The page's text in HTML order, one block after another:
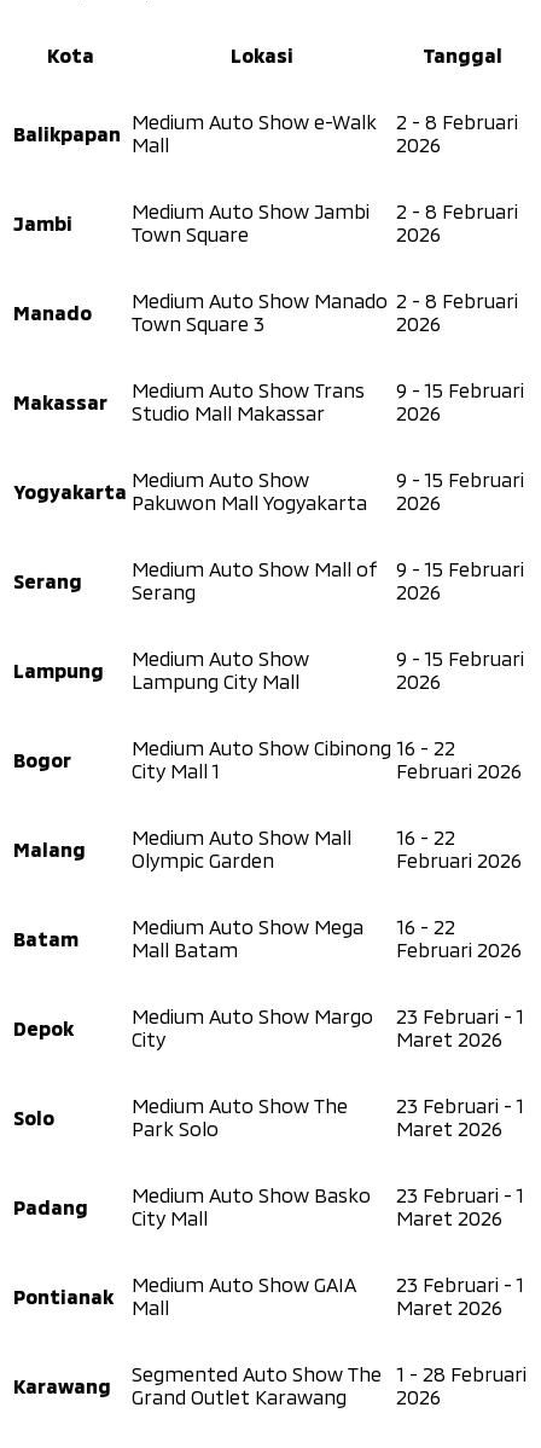
Kota Lokasi Tanggal
Balikpapan Medium Auto Show e-Walk
Mall
2 - 8 Februari
2026
Jambi
Medium Auto Show Jambi
Town Square
2 - 8 Februari
2026
Manado
Medium Auto Show Manado
Town Square 3
2 - 8 Februari
2026
Makassar
Medium Auto Show Trans
Studio Mall Makassar
9 - 15 Februari
2026
Yogyakarta Medium Auto Show
Pakuwon Mall Yogyakarta
9 - 15 Februari
2026
Serang
Medium Auto Show Mall of
Serang
9 - 15 Februari
2026
Lampung
Medium Auto Show
Lampung City Mall
9 - 15 Februari
2026
Bogor
Medium Auto Show Cibinong
City Mall 1
16 - 22
Februari 2026
Malang
Medium Auto Show Mall
Olympic Garden
16 - 22
Februari 2026
Batam
Medium Auto Show Mega
Mall Batam
16 - 22
Februari 2026
Depok
Medium Auto Show Margo
City
23 Februari - 1
Maret 2026
Solo
Medium Auto Show The
Park Solo
23 Februari - 1
Maret 2026
Padang
Medium Auto Show Basko
City Mall
23 Februari - 1
Maret 2026
Pontianak
Medium Auto Show GAIA
Mall
23 Februari - 1
Maret 2026
Karawang
Segmented Auto Show The
Grand Outlet Karawang
1 - 28 Februari
2026